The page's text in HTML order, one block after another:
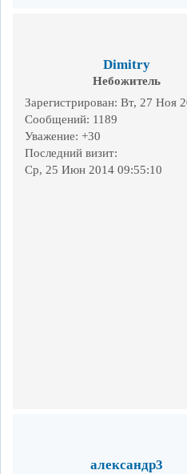
Dimitry
Небожитель
Зарегистрирован: Вт, 27 Ноя
Сообщений: 1189
Уважение: +30
Последний визит:
Ср, 25 Июн 2014 09:55:10
александр3